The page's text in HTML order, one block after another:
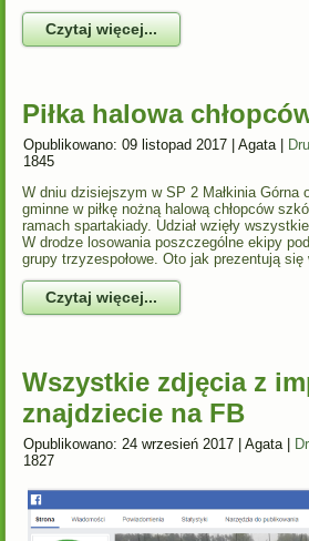
Czytaj więcej...
Piłka halowa
Opublikowano: 09 listopad 2017 |Agata |
1845
W dniu dzisiejszym w SP 2 Małkinia Górna
gminne w piłkę nożną halową chłopców
ramach spartakiady. Udział wzięły
W drodze losowania poszczególne ekipy
grupy trzyzespołowe. Oto jak prezentują się
Czytaj więcej...
Wszystkie zdjęcia z
znajdziecie na FB
Opublikowano: 24 wrzesień 2017 |Agata |
1827